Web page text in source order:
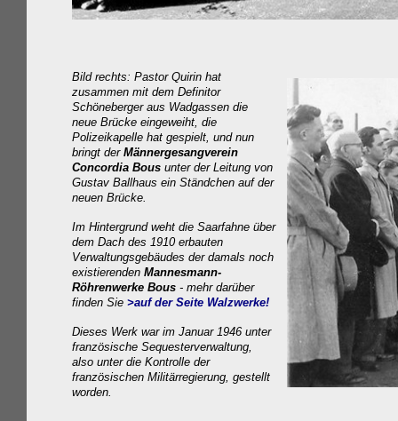
Bild rechts: Pastor Quirin hat
zusammen mit dem Definitor
Schönebergeraus Wadgassen die
neue Brücke eingeweiht, die
Polizeikapelle hat gespielt, und nun
bringt der Männergesangverein
Concordia Bous unter der Leitung von
Gustav Ballhaus ein Ständchen auf der
neuen Brücke.
Im Hintergrund weht die Saarfahne über
dem Dach des 1910 erbauten
Verwaltungsgebäudes der damals noch
existierenden Mannesmann-
Röhrenwerke Bous - mehr darüber
finden Sie >auf der Seite Walzwerke!
Dieses Werk war im Januar 1946 unter
französische Sequesterverwaltung,
also unter die Kontrolle der
französischen Militärregierung, gestellt
worden.